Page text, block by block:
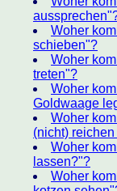
Woher
schieben"?
Woher
treten"?
Woher
Goldwaage
Woher
(nicht)
Woher
lassen?"?
Woher